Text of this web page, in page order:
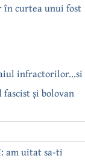
în curtea unui fost
infractorilor...si
și bolovan
am uitat sa-ti